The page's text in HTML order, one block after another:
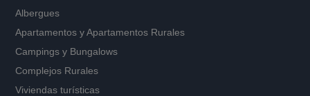
Albergues
Apartamentos yApartamentos Rurales
Campings y Bungalows
Complejos Rurales
Viviendas turísticas